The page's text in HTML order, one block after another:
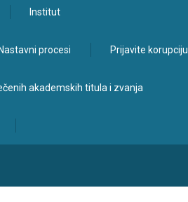
Institut
Nastavni procesi Prijavite korupciju
akademskih titula i zvanja